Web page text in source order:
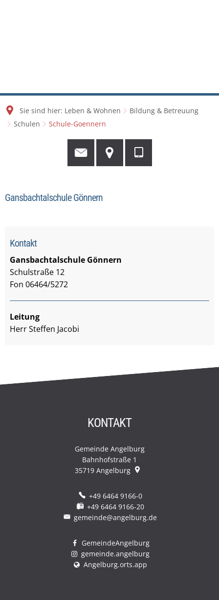
Sie sind hier: Leben & Wohnen
Bildung & Betreuung
Schulen
Schule-Goennern
Schule-
Gansbachtalschule Gönnern
Kontakt
Gansbachtalschule Gönnern
Schulstraße 12
Fon 06464/5272
Leitung
Herr Steffen Jacobi
KONTAKT
Gemeinde Angelburg
Bahnhofstraße 1
35719 Angelburg
+49 6464 9166-0
+49 6464 9166-20
gemeinde@angelburg.de
GemeindeAngelburg
gemeinde.angelburg
Angelburg.orts.app